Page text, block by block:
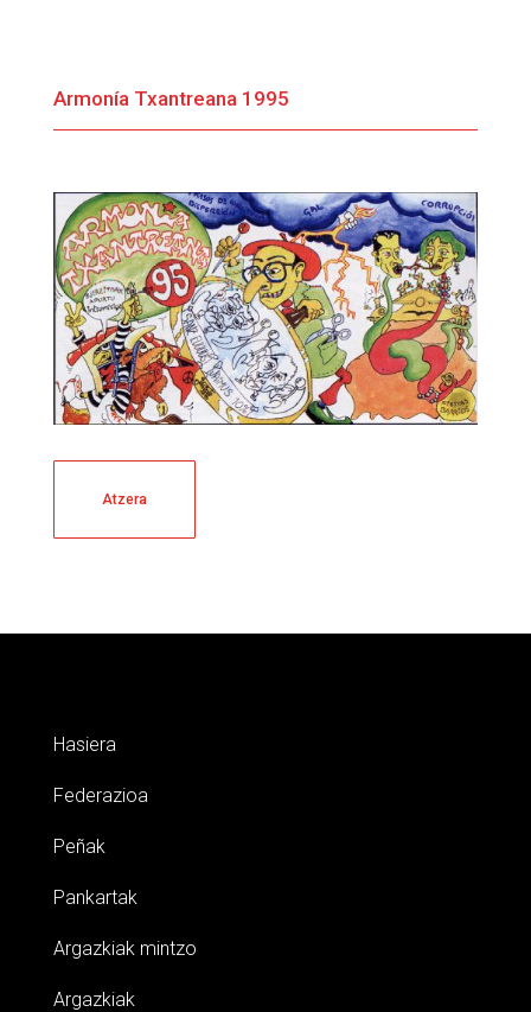
Armonía Txantreana 1995
Atzera
Hasiera
Federazioa
Peñak
Pankartak
Argazkiak mintzo
Argazkiak